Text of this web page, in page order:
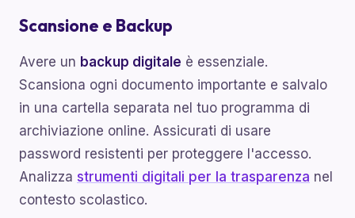
Scansione e Backup
Avere un backup digitale è essenziale.
Scansiona ogni documento importante e salvalo
in una cartella separata nel tuo programma di
archiviazione online. Assicurati di usare
password resistenti per proteggere l'accesso.
Analizza strumenti digitali per la trasparenza nel
contesto scolastico.